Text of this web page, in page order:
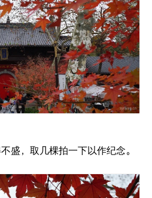
盛，取几棵拍一下以作纪念。